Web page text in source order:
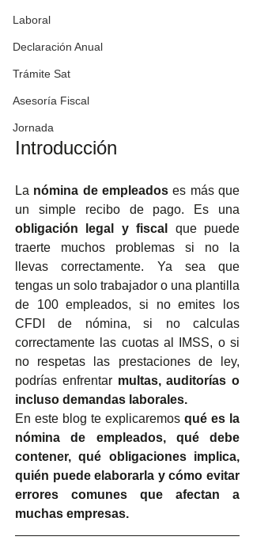
Laboral
Declaración Anual
Trámite Sat
Asesoría Fiscal
Jornada
Introducción
La nómina de empleados es más que
obligación legal y fiscal
que puede
traerte muchos problemas si no la
llevas correctamente. Ya sea que
tengas un solo trabajador o una plantilla
de 100 empleados, si no emites los
CFDI de nómina, si no calculas
correctamente las cuotas al IMSS, o si
no respetas las prestaciones de ley,
podrías enfrentar multas, auditorías o
incluso demandas laborales.
En este blog te explicaremos qué es la
nómina de empleados, qué debe
contener, qué obligaciones implica,
quién puede elaborarla y cómo evitar
errores comunes que afectan a
muchas empresas.